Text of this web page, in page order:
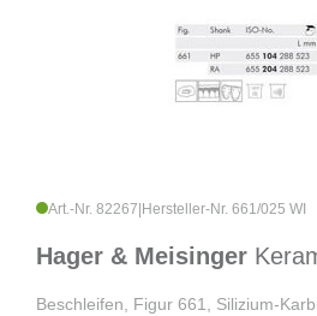
Art.-Nr. 82267 Hersteller-Nr. 661/025 WI
Hager & Meisinger
Beschleifen, Figur 661, Silizium-